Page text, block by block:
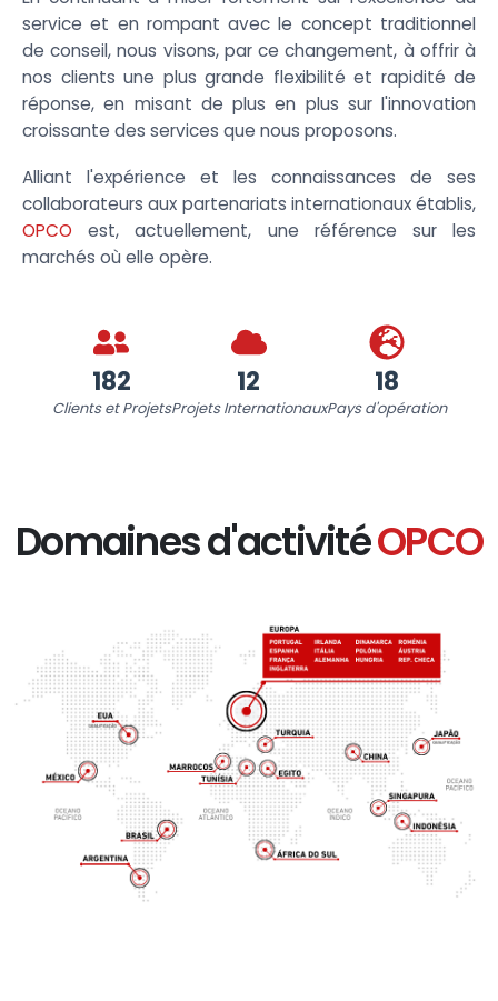
service et en rompant avec le concept traditionnel
de conseil, nous visons, par ce changement, à offrir à
nos clients une plus grande flexibilité et rapidité de
réponse, en misant de plus en plus sur l'innovation
croissante des services que nous proposons.
Alliant l'expérience et les connaissances de ses
collaborateurs aux partenariats internationaux établis,
OPCO est, actuellement, une référence sur les
marchés où elle opère.
182
Clients et Projets
12
Projets Internationaux
18
Pays d'opération
Domaines d'activitéOPCO